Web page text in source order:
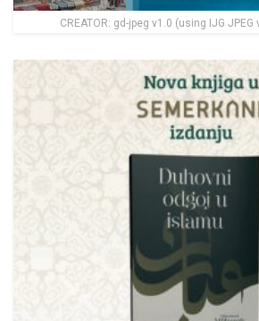
CREATOR: gd-jpeg v1.0 (using IJG